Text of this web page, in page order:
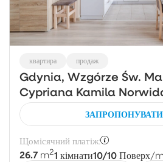
квартира продаж
Gdynia, Wzgórze Św.
Cypriana Kamila
Щомісячний платіж:
26.7 m21 кімнати10/10 Поверх/